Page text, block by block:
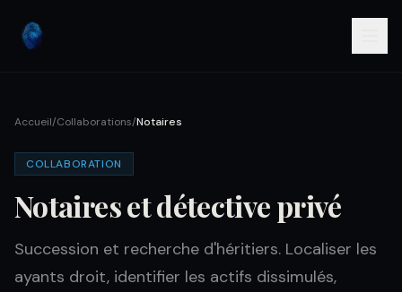
Accueil/Collaborations/Notaires
COLLABORATION
Notaires et détective privé
Succession et recherche d'héritiers. Localiser les
ayants droit, identifier les actifs dissimulés,